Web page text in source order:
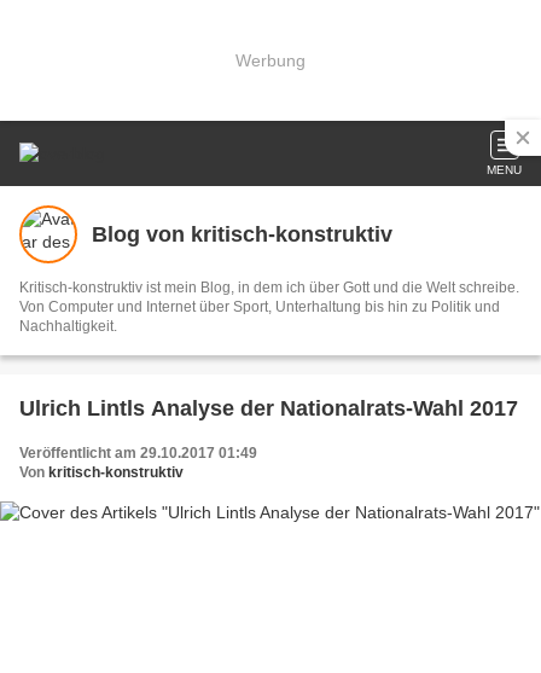
Werbung
MENU
Blog von kritisch-konstruktiv
Kritisch-konstruktiv ist mein Blog, in dem ich über Gott und die Welt schreibe.
Von Computer und Internet über Sport, Unterhaltung bis hin zu Politik und
Nachhaltigkeit.
Ulrich Lintls Analyse der Nationalrats-Wahl 2017
Veröffentlicht am 29.10.2017 01:49
Von kritisch-konstruktiv